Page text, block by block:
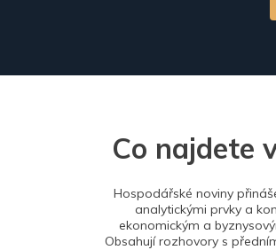
Co najdete
Hospodářské noviny
analytickými prvky a
ekonomickým a
Obsahují rozhovory s